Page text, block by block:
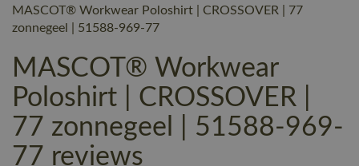
MASCOT® Workwear Poloshirt | CROSSOVER | 77
zonnegeel | 51588-969-77
MASCOT® Workwear
Poloshirt | CROSSOVER |
77 zonnegeel | 51588-969-
77 reviews